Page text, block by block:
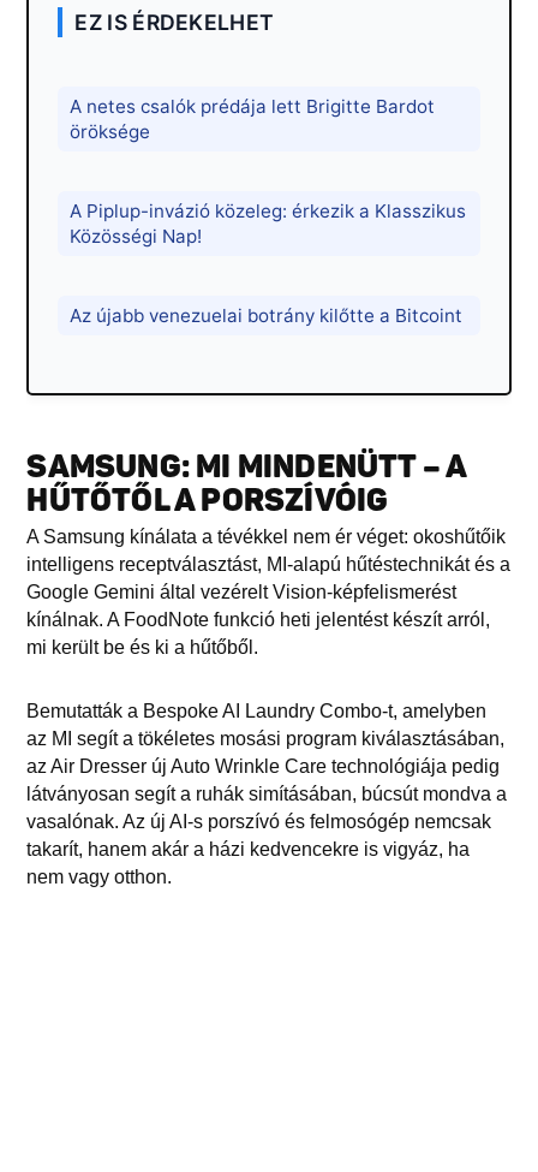
EZ IS ÉRDEKELHET
A netes csalók prédája lett Brigitte Bardot
öröksége
A Piplup-invázió közeleg: érkezik a Klasszikus
Közösségi Nap!
Az újabb venezuelai botrány kilőtte a Bitcoint
SAMSUNG: MI MINDENÜTT – A
HŰTŐTŐL A PORSZÍVÓIG
A Samsung kínálata a tévékkel nem ér véget: okoshűtőik
intelligens receptválasztást, MI-alapú hűtéstechnikát és a
Google Gemini által vezérelt Vision-képfelismerést
kínálnak. A FoodNote funkció heti jelentést készít arról,
mi került be és ki a hűtőből.
Bemutatták a Bespoke AI Laundry Combo-t, amelyben
az MI segít a tökéletes mosási program kiválasztásában,
az Air Dresser új Auto Wrinkle Care technológiája pedig
látványosan segít a ruhák simításában, búcsút mondva a
vasalónak. Az új AI-s porszívó és felmosógép nemcsak
takarít, hanem akár a házi kedvencekre is vigyáz, ha
nem vagy otthon.